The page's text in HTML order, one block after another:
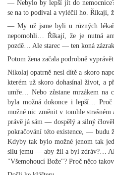
— Nebylo by lepší jít do
se na to podíval a vyléčil ho. Říkají,
— My už jsme byli u různých
nepomohli… Říkají, že je nutná
pozdě… Ale starec — ten koná
Potom žena začala podrobně
Nikolaj opatrně nesl dítě a skoro
kterém už skoro dohasínal život, a
umře… Nebo zůstane mrzákem
byla možná dokonce i lepší…
možné nic změnit v tomhle
právě já sám — dospělý a silný
pokračování této existence, —
Kdyby tak bylo možné jenom tak
sílu jemu — aby žil a byl zdráv?…
"Všemohoucí Bože"? Proč něco